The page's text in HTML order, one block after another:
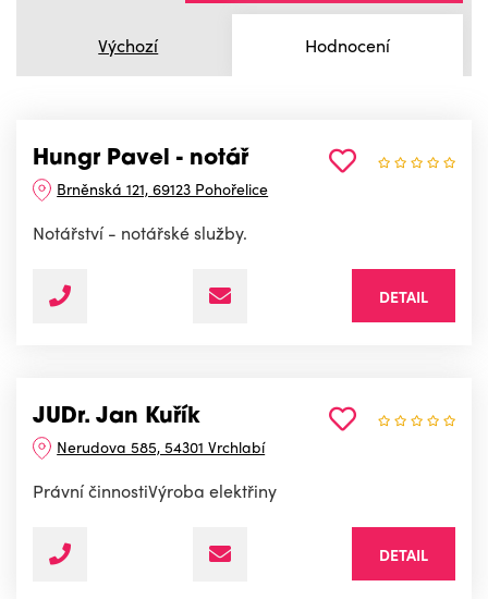
Výchozí Hodnocení
Hungr Pavel - notář
Brněnská 121, 69123 Pohořelice
Notářství - notářské služby.
DETAIL
JUDr. Jan Kuřík
Nerudova 585, 54301 Vrchlabí
Právní činnostiVýroba elektřiny
DETAIL